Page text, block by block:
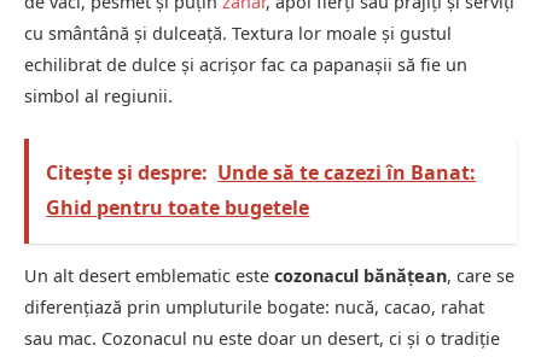
cu smântână și dulceață. Textura lor moale și gustul
echilibrat de dulce și acrișor fac ca papanașii să fie un
simbol al regiunii.
Citește și despre: Unde să te cazezi în Banat:
Ghid pentru toate bugetele
Un alt desert emblematic este cozonacul bănățean, care se
diferențiază prin umpluturile bogate: nucă, cacao, rahat
sau mac. Cozonacul nu este doar un desert, ci și o tradiție